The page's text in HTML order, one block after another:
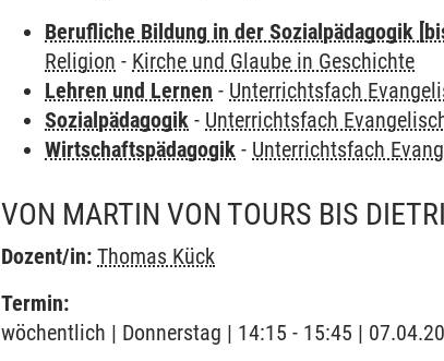
Berufliche Bildung in der Sozialpädagogik
Religion - Kirche und Glaube in Geschichte
Lehren und Lernen - Unterrichtsfach
Sozialpädagogik - Unterrichtsfach
Wirtschaftspädagogik - Unterrichtsfach
VON MARTIN VON TOURS BIS
Dozent/in: Thomas Kück
Termin:
wöchentlich | Donnerstag | 14:15 - 15:45 |